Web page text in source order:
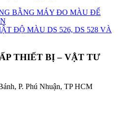
BẰNG MÁY ĐO MÀU ĐỂ
ĐỘ MÀU DS 526, DS 528 VÀ
THIẾT BỊ – VẬT TƯ
P. Phú Nhuận, TP HCM